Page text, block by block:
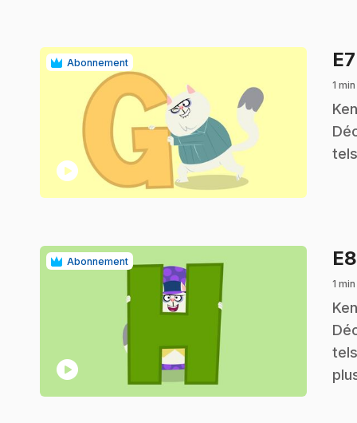
Abonnement
play_circle
E7
1
.
Abonnement
play_circle
E8
1
.